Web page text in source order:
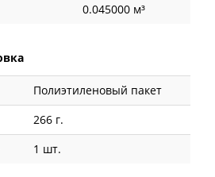
0.045000 м³
Полиэтиленовый пакет
266 г.
1 шт.